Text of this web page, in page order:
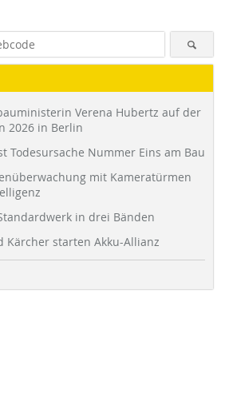
Verena Hubertz auf der
2026 in Berlin
Todesursache Nummer Eins am Bau
mit Kameratürmen
in drei Bänden
Kärcher starten Akku-Allianz